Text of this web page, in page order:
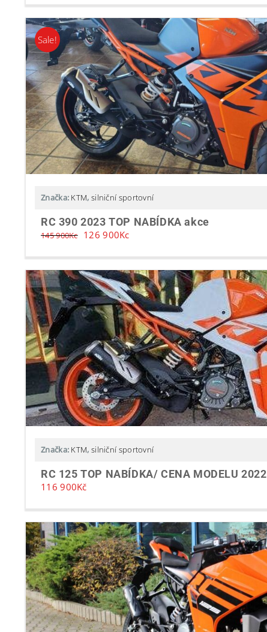
Sale!
Značka: KTM, silniční sportovní
RC 390 2023 TOP NABÍDKA akce
145 900Kc 126 900Kc
Značka: KTM, silniční sportovní
RC 125 TOP NABÍDKA/ CENA MODELU 2022
116 900Kč